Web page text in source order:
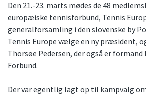
Den 21.-23. marts mødes de 48
europæiske tennisforbund, Tennis
generalforsamling i den slovenske by
Tennis Europe vælge en ny præsident,
Thorsøe Pedersen, der også er formand
Forbund.
Der var egentlig lagt op til kampvalg